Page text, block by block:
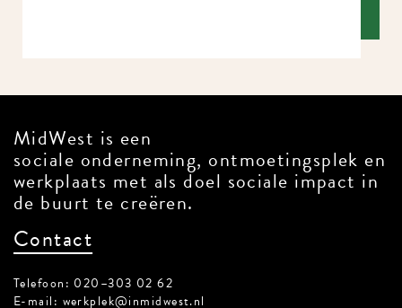
MidWest is een
sociale onderneming, ontmoetingsplek
en werkplaats met als doel sociale
impact in de buurt te creëren.
Contact
Telefoon: 020–303 02 62
E-mail: werkplek@inmidwest.nl